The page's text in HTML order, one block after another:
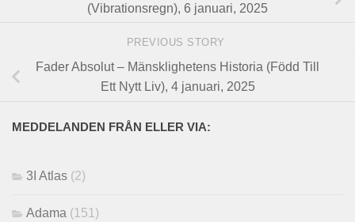
(Vibrationsregn), 6 januari, 2025
PREVIOUS STORY
Fader Absolut – Mänsklighetens Historia (Född Till
Ett Nytt Liv), 4 januari, 2025
MEDDELANDEN FRÅN ELLER VIA:
3I Atlas (2)
Adama (151)